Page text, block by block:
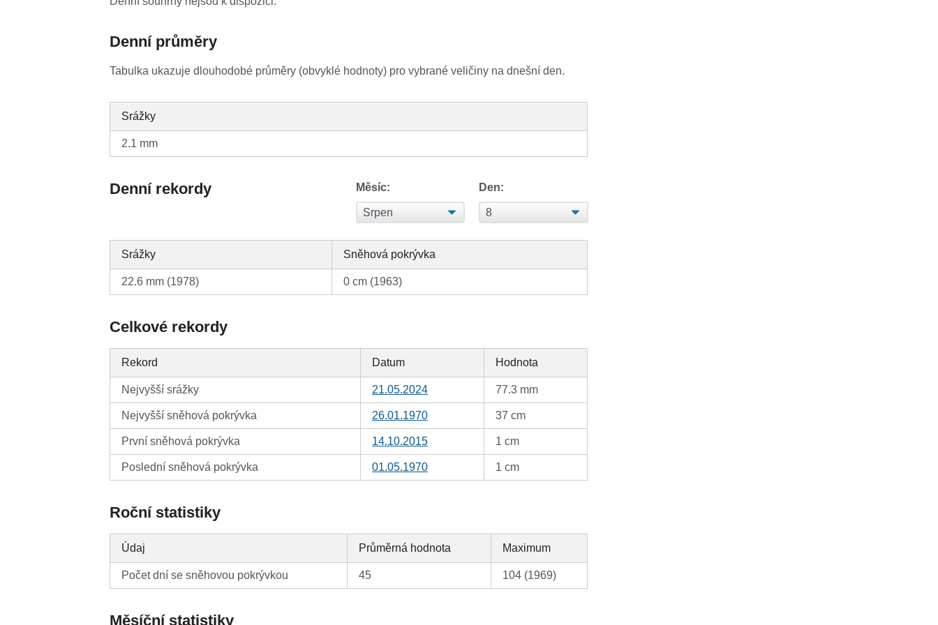
Denní průměry
Tabulka ukazuje dlouhodobé průměry (obvyklé hodnoty) pro vybrané veličiny na dnešní den.
Srážky
2.1 mm
Denní rekordy Měsíc: Den:
Srážky Sněhová pokrývka
22.6 mm (1978) 0 cm (1963)
Celkové rekordy
Rekord Datum Hodnota
Nejvyšší srážky 21.05.2024 77.3 mm
Nejvyšší sněhová pokrývka 26.01.1970 37 cm
První sněhová pokrývka 14.10.2015 1 cm
Poslední sněhová pokrývka 01.05.1970 1 cm
Roční statistiky
Údaj Průměrná hodnota Maximum
Počet dní se sněhovou pokrývkou 45 104 (1969)
Měsíční statistiky